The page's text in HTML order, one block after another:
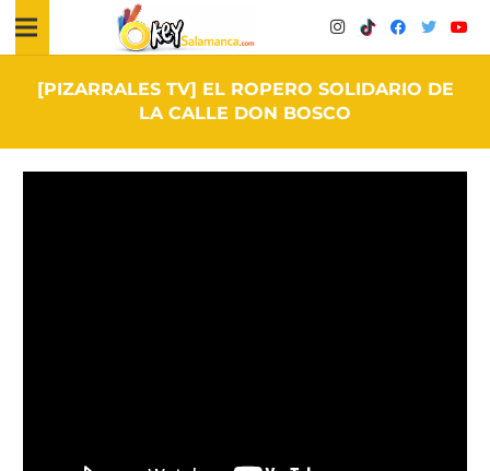
[PIZARRALES TV] EL ROPERO SOLIDARIO DE
LA CALLE DON BOSCO